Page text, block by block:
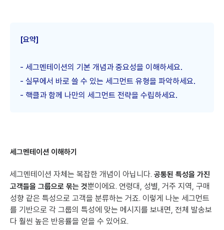
[요약]
- 세그멘테이션의 기본 개념과 중요성을 이해하세요.
- 실무에서 바로 쓸 수 있는 세그먼트 유형을 파악하세요.
- 핵클과 함께 나만의 세그먼트 전략을 수립하세요.
세그멘테이션 이해하기
세그멘테이션 자체는 복잡한 개념이 아닙니다. 공통된 특성을 가진
고객들을 그룹으로 묶는 것뿐이에요. 연령대, 성별, 거주 지역, 구매
성향 같은 특성으로 고객을 분류하는 거죠. 이렇게 나눈 세그먼트
를 기반으로 각 그룹의 특성에 맞는 메시지를 보내면, 전체 발송보
다 훨씬 높은 반응률을 얻을 수 있어요.